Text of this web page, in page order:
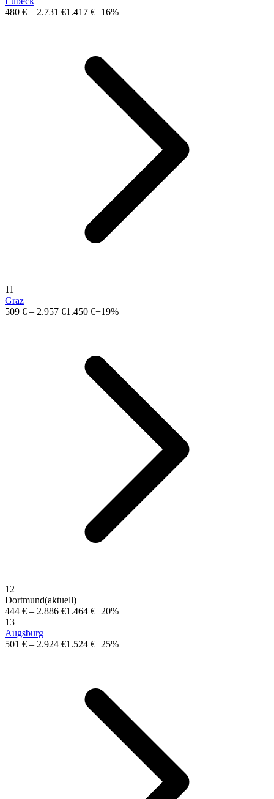
480 € – 2.731 €1.417 €+16%
11
Graz
509 € – 2.957 €1.450 €+19%
12
Dortmund(aktuell)
444 € – 2.886 €1.464 €+20%
13
Augsburg
501 € – 2.924 €1.524 €+25%